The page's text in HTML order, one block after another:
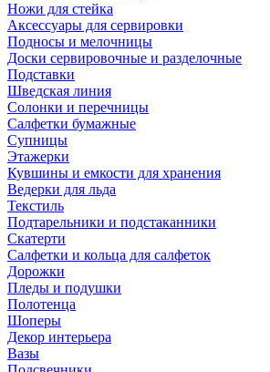
Ножи для стейка
Аксессуары для сервировки
Подносы и мелочницы
Доски сервировочные и разделочные
Подставки
Шведская линия
Солонки и перечницы
Салфетки бумажные
Супницы
Этажерки
Кувшины и емкости для хранения
Ведерки для льда
Текстиль
Подтарельники и подстаканники
Скатерти
Салфетки и кольца для салфеток
Дорожки
Пледы и подушки
Полотенца
Шоперы
Декор интерьера
Вазы